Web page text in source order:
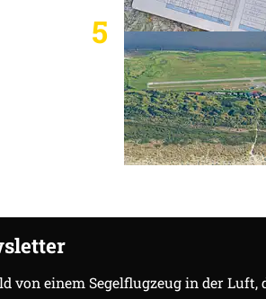
5
von einem Segelflugzeug in der